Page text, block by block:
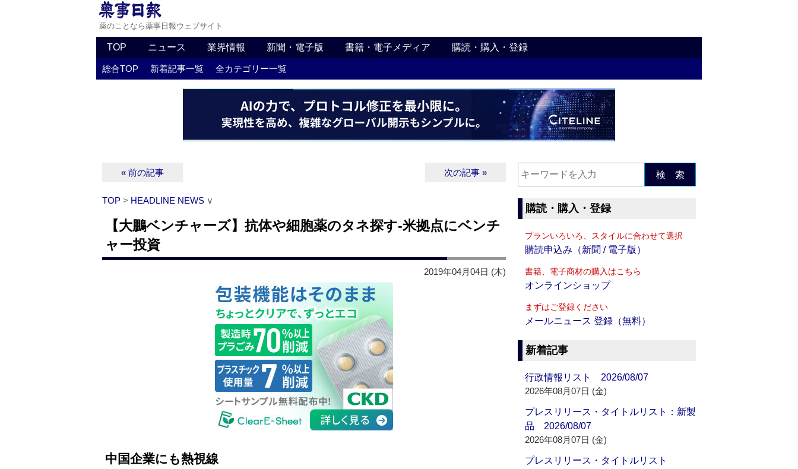
薬のことなら薬事日報ウェブサイト
TOP ニュース 業界情報 新聞・電子版 書籍・電子メディア 購読・購入・登録
総合TOP 新着記事一覧 全カテゴリー一覧
« 前の記事 次の記事 »
TOP > HEADLINE NEWS ∨
【大鵬ベンチャーズ】抗体や細胞薬のタネ探す‐米拠点にベンチ
ャー投資
2019年04月04日 (木)
中国企業にも熱視線
検 索
購読・購入・登録
プランいろいろ、スタイルに合わせて選択
購読申込み（新聞 / 電子版）
書籍、電子商材の購入はこちら
オンラインショップ
まずはご登録ください
メールニュース 登録（無料）
新着記事
行政情報リスト 2026/08/07
2026年08月07日 (金)
プレスリリース・タイトルリスト：新製
品 2026/08/07
2026年08月07日 (金)
プレスリリース・タイトルリスト